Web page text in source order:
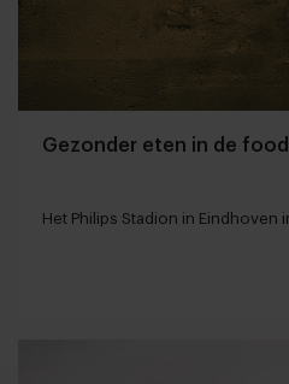
Gezonder eten in de
Het Philips Stadion in Eindhoven